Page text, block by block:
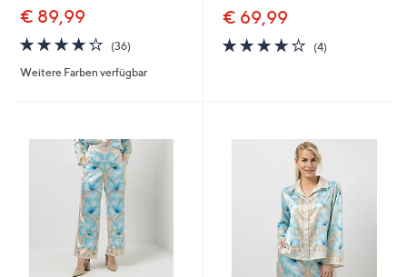
€ 89,99
4.2
von
5
(36)36
Weitere Farben verfügbar
€ 69,99
3.8
von
(4)4